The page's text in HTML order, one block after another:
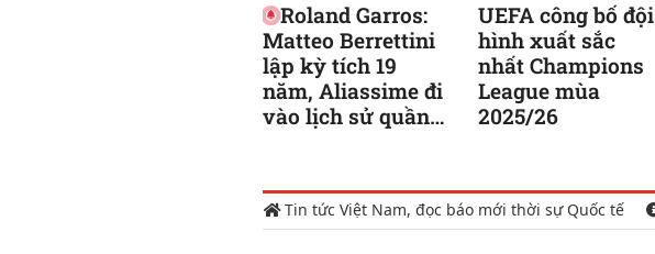
Roland Garros:
Matteo Berrettini
lập kỳ tích 19
năm, Aliassime đi
vào lịch sử quần
UEFA công bố đội
hình xuất sắc
nhất Champions
League mùa
2025/26
Tin tức Việt Nam, đọc báo mới thời sự Quốc tế